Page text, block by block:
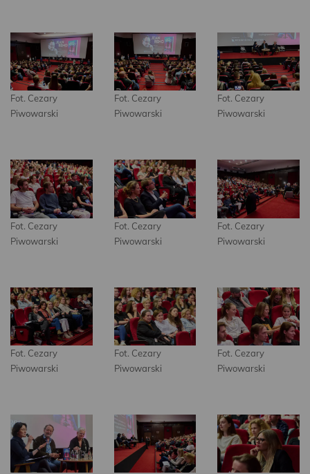
Fot. Cezary
Piwowarski
Fot. Cezary
Piwowarski
Fot. Cezary
Piwowarski
Fot. Cezary
Piwowarski
Fot. Cezary
Piwowarski
Fot. Cezary
Piwowarski
Fot. Cezary
Piwowarski
Fot. Cezary
Piwowarski
Fot. Cezary
Piwowarski